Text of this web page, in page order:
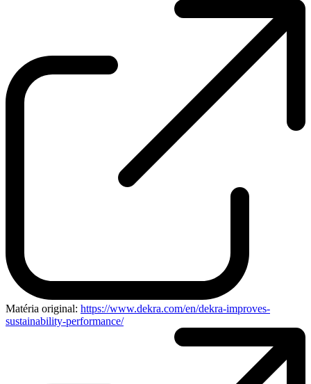
Matéria original: https://www.dekra.com/en/dekra-improves-
sustainability-performance/